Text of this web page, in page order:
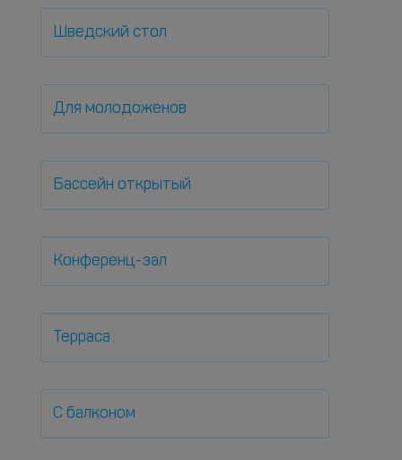
Шведский стол
Для молодоженов
Бассейн открытый
Конференц-зал
Терраса
С балконом